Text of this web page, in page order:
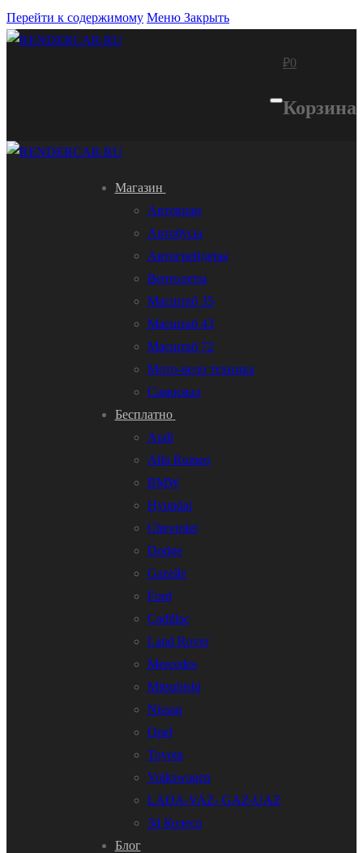
Перейти к содержимому Меню Закрыть
₽0
Корзина
Магазин
Автокран
Автобусы
Автогрейдеры
Вертолеты
Масштаб 35
Масштаб 43
Масштаб 72
Мото-вело техника
Самосвал
Бесплатно
Audi
Alfa Romeo
BMW
Hyundai
Chevrolet
Dodge
Gazelle
Ford
Cadillac
Land Rover
Mercedes
Mitsubishi
Nissan
Opel
Toyota
Volkswagen
LADA-VAZ- GAZ-UAZ
3d Колеса
Блог